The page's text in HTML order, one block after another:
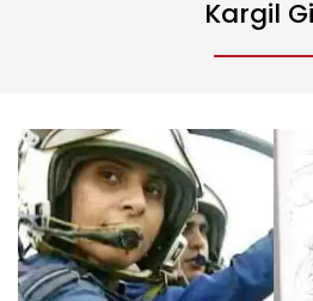
Kargil